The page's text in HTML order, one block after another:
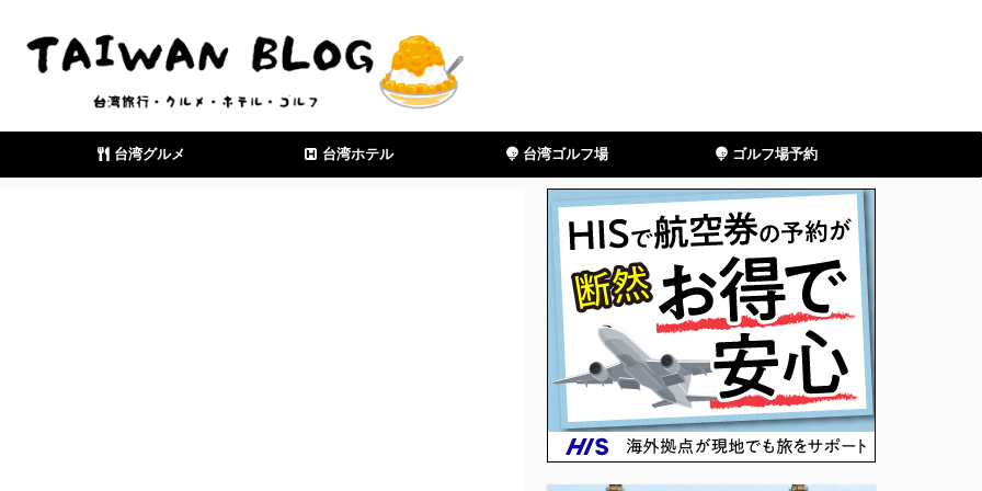
台湾グルメ 台湾ホテル 台湾ゴルフ場 ゴルフ場予約